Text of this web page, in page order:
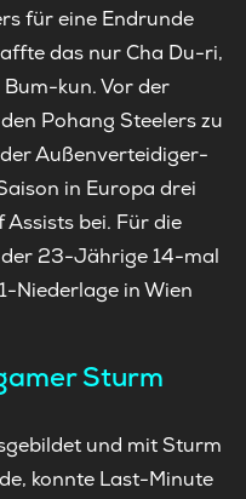
für eine Endrunde
das nur Cha Du-ri,
kun. Vor der
Pohang Steelers zu
Außenverteidiger-
in Europa drei
bei. Für die
der 23-Jährige 14-mal
Niederlage in Wien
Sturm
und mit Sturm
konnte Last-Minute